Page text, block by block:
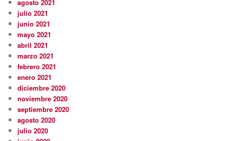
agosto 2021
julio 2021
junio 2021
mayo 2021
abril 2021
marzo 2021
febrero 2021
enero 2021
diciembre 2020
noviembre 2020
septiembre 2020
agosto 2020
julio 2020